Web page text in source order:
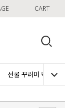
CART
선물 꾸러미 박스